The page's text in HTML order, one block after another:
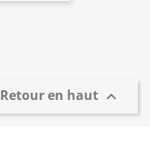
Retour en haut 